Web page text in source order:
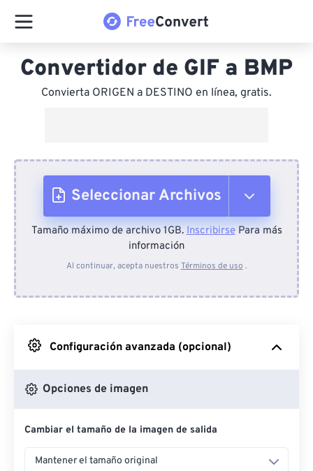
Convertidor de GIF a BMP
Convierta ORIGEN a DESTINO en línea, gratis.
Seleccionar Archivos
Desde el dispositivo
Desde Google Drive
Desde OneDrive
Desde URL
Tamaño máximo de archivo 1GB.InscribirsePara más
información
Al continuar, acepta nuestros Términos de uso .
Configuración avanzada (opcional)
Opciones de imagen
Cambiar el tamaño de la imagen de salida
Mantener el tamaño original